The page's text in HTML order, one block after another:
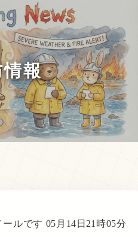
情報
ルです 05月14日21時05分